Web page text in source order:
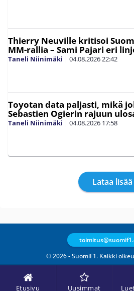
Etusivu Uusimmat
Thierry Neuville kritisoi
MM-rallia – Sami Pajari eri
Taneli Niinimäki | 04.08.202622:42
Toyotan data paljasti, mikä
Sebastien Ogierin rajuun
Taneli Niinimäki | 04.08.2026 17:58
Lataa lisää
© 2026 - SuomiF1. Kaikki